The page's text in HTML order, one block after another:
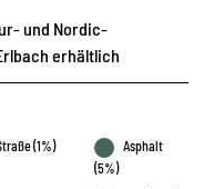
und Nordic-
erhältlich
(1%)
Asphalt
(5%)